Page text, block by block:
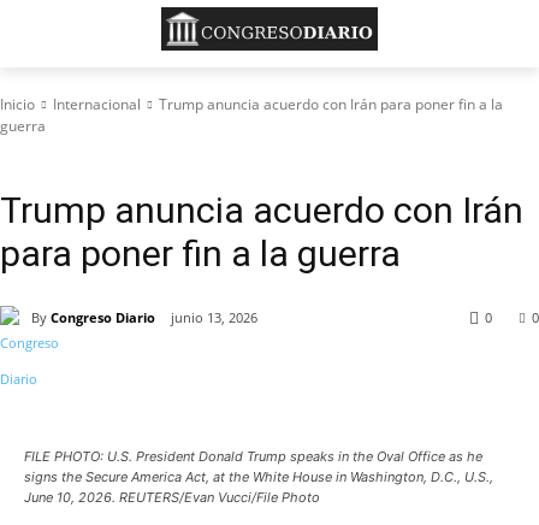
Inicio Internacional
Trump anuncia acuerdo con Irán para poner fin a la
guerra
Trump anuncia acuerdo con Irán
para poner fin a la guerra
By Congreso Diario junio 13, 2026 0
0
FILE PHOTO: U.S. President Donald Trump speaks in the Oval Office as he
signs the Secure America Act, at the White House in Washington, D.C., U.S.,
June 10, 2026. REUTERS/Evan Vucci/File Photo